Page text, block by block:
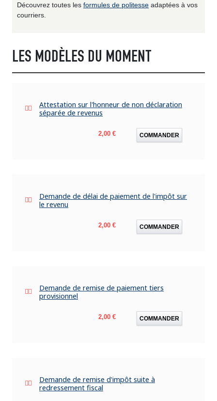
Découvrez toutes les formules de politesse adaptées à vos
courriers.
LES MODÈLES DU MOMENT
Attestation sur l'honneur de non déclaration
séparée de revenus
Prix
2,00 € COMMANDER
Demande de délai de paiement de l'impôt sur
le revenu
Prix
2,00 € COMMANDER
Demande de remise de paiement tiers
provisionnel
Prix
2,00 € COMMANDER
Demande de remise d'impôt suite à
redressement fiscal